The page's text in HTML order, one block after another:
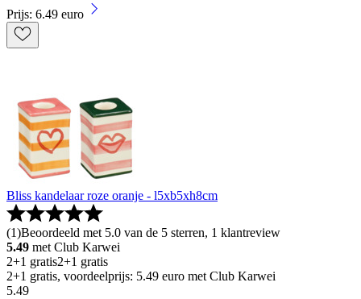
Prijs: 6.49 euro
Bliss kandelaar roze oranje - l5xb5xh8cm
(1)Beoordeeld met 5.0 van de 5 sterren, 1 klantreview
5.49 met Club Karwei
2+1 gratis2+1 gratis
2+1 gratis, voordeelprijs: 5.49 euro met Club Karwei
5.49